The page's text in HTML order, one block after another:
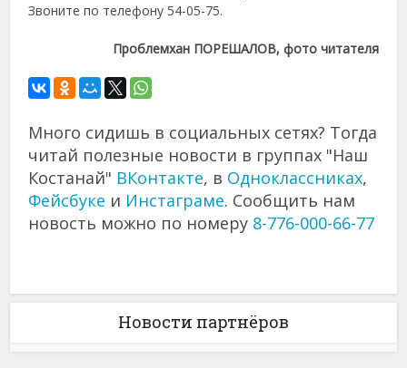
Звоните по телефону 54-05-75.
Проблемхан ПОРЕШАЛОВ, фото читателя
Много сидишь в социальных сетях? Тогда
читай полезные новости в группах "Наш
Костанай" ВКонтакте, в Одноклассниках,
Фейсбуке и Инстаграме. Сообщить нам
новость можно по номеру 8-776-000-66-77
Новости партнёров